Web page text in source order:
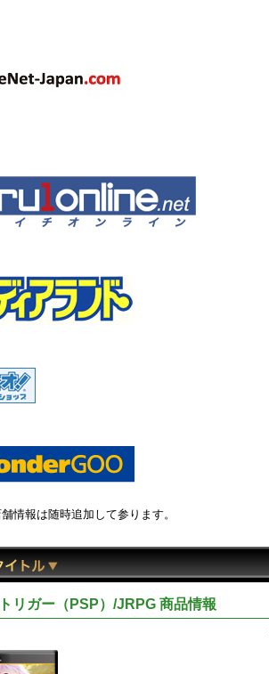
情報は随時追加して参ります。
リガー（PSP）/JRPG 商品情報